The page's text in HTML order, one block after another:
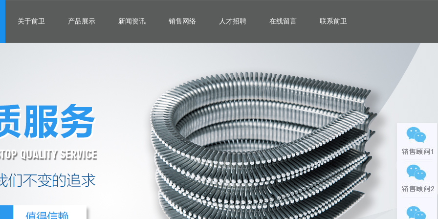
关于前卫 产品展示 新闻资讯 销售网络 人才招聘 在线留言 联系前卫